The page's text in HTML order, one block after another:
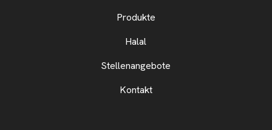
Produkte
Halal
Stellenangebote
Kontakt